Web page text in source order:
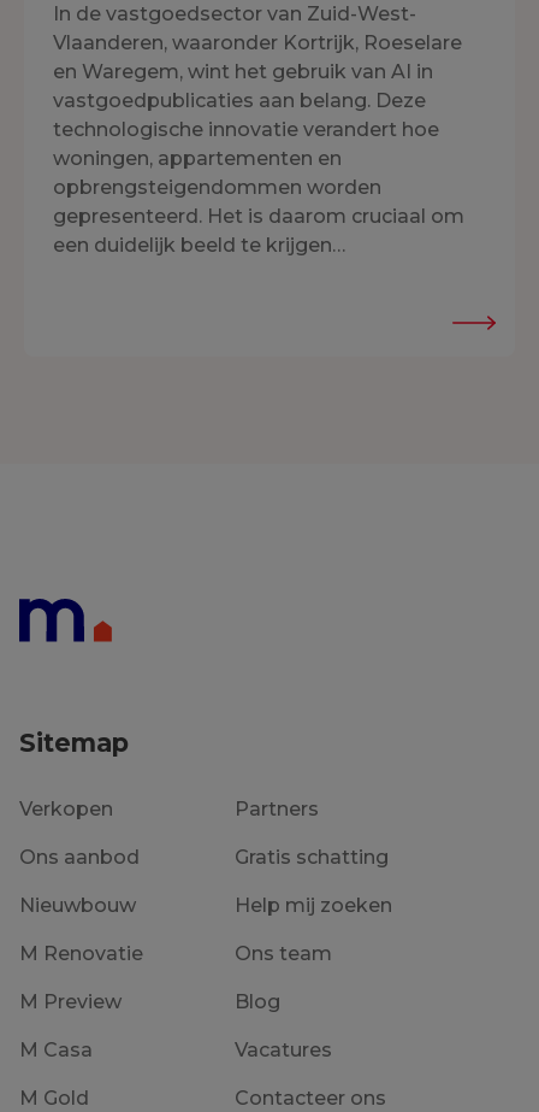
In de vastgoedsector van Zuid-West-
Vlaanderen, waaronder Kortrijk, Roeselare
en Waregem, wint het gebruik van AI in
vastgoedpublicaties aan belang. Deze
technologische innovatie verandert hoe
woningen, appartementen en
opbrengsteigendommen worden
gepresenteerd. Het is daarom cruciaal om
een duidelijk beeld te krijgen…
Sitemap
Verkopen
Ons aanbod
Nieuwbouw
M Renovatie
M Preview
M Casa
M Gold
Partners
Gratis schatting
Help mij zoeken
Ons team
Blog
Vacatures
Contacteer ons